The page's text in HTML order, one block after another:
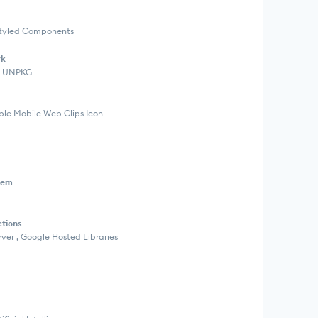
Components
Mobile Web Clips Icon
, Google Hosted Libraries